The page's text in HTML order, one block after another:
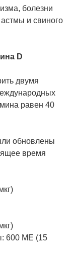
болезни
и свиного
D
двумя
равен 40
обновлены
время
600 МЕ (15